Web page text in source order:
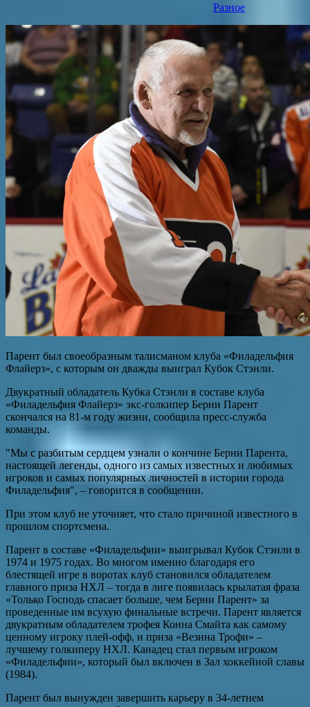
Разное
Парент был своеобразным талисманом клуба «Филадельфия
Флайерз», с которым он дважды выиграл Кубок Стэнли.
Двукратный обладатель Кубка Стэнли в составе клуба
«Филадельфия Флайерз» экс-голкипер Берни Парент
скончался на 81-м году жизни, сообщила пресс-служба
команды.
"Мы с разбитым сердцем узнали о кончине Берни Парента,
настоящей легенды, одного из самых известных и любимых
игроков и самых популярных личностей в истории города
Филадельфия", – говорится в сообщении.
При этом клуб не уточняет, что стало причиной известного в
прошлом спортсмена.
Парент в составе «Филадельфии» выигрывал Кубок Стэнли в
1974 и 1975 годах. Во многом именно благодаря его
блестящей игре в воротах клуб становился обладателем
главного приза НХЛ – тогда в лиге появилась крылатая фраза
«Только Господь спасает больше, чем Берни Парент» за
проведенные им всухую финальные встречи. Парент является
двукратным обладателем трофея Конна Смайта как самому
ценному игроку плей-офф, и приза «Везина Трофи» –
лучшему голкиперу НХЛ. Канадец стал первым игроком
«Филадельфии», который был включен в Зал хоккейной славы
(1984).
Парент был вынужден завершить карьеру в 34-летнем